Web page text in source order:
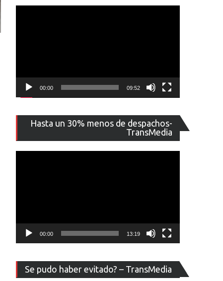
00:00 09:52
Hasta un 30% menos de despachos-
TransMedia
de
vídeo
00:00 13:19
Se pudo haber evitado? – TransMedia
de